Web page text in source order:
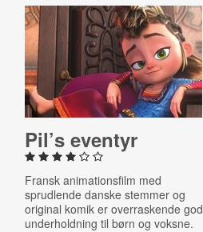
Pil’s eventyr
Fransk animationsfilm med
sprudlende danske stemmer og
original komik er overraskende god
underholdning til børn og voksne.